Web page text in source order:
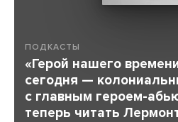
ПОДКАСТЫ
«Герой нашего
сегодня —
с главным героем-
теперь читать